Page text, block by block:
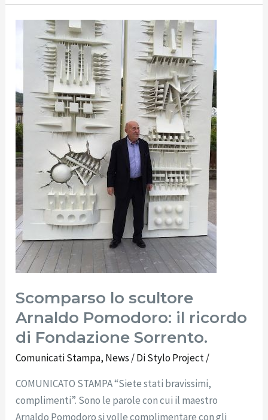
Scomparso lo scultore
Arnaldo Pomodoro: il ricordo
di Fondazione Sorrento.
Comunicati Stampa, News / DiStylo Project/
COMUNICATO STAMPA “Siete stati bravissimi,
complimenti”. Sono le parole con cui il maestro
Arnaldo Pomodoro si volle complimentare con gli
Scomparso
scultore
Arnaldo
Pomodoro:
il
ricordo
di
Fondazione
Sorrento.